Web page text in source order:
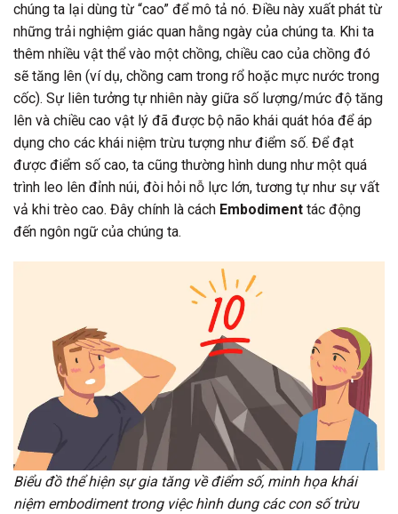
chúng ta lại dùng từ “cao” để mô tả nó. Điều này xuất phát từ
những trải nghiệm giác quan hằng ngày của chúng ta. Khi ta
thêm nhiều vật thể vào một chồng, chiều cao của chồng đó
sẽ tăng lên (ví dụ, chồng cam trong rổ hoặc mực nước trong
cốc). Sự liên tưởng tự nhiên này giữa số lượng/mức độ tăng
lên và chiều cao vật lý đã được bộ não khái quát hóa để áp
dụng cho các khái niệm trừu tượng như điểm số. Để đạt
được điểm số cao, ta cũng thường hình dung như một quá
trình leo lên đỉnh núi, đòi hỏi nỗ lực lớn, tương tự như sự vất
vả khi trèo cao. Đây chính là cách Embodiment tác động
đến ngôn ngữ của chúng ta.
Biểu đồ thể hiện sự gia tăng về điểm số, minh họa khái
niệm embodiment trong việc hình dung các con số trừu